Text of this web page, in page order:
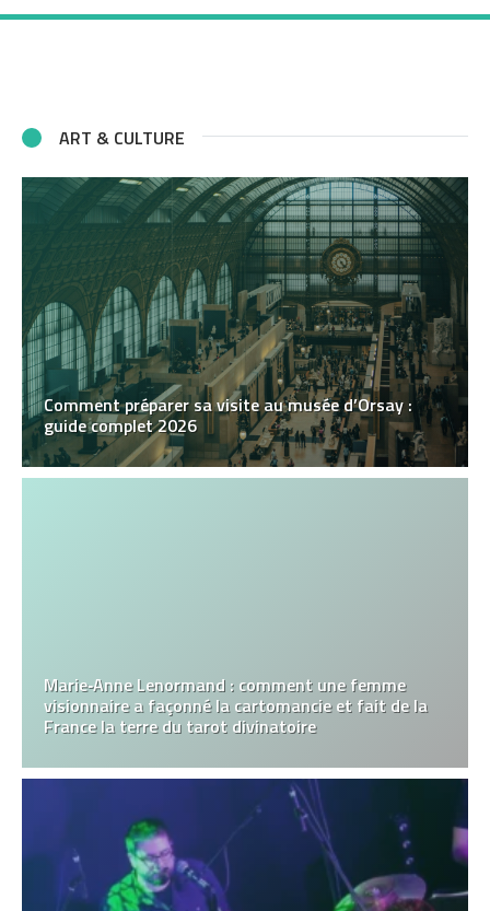
ART & CULTURE
Comment préparer sa visite au musée d’Orsay :
guide complet 2026
Marie‑Anne Lenormand : comment une femme
visionnaire a façonné la cartomancie et fait de la
France la terre du tarot divinatoire